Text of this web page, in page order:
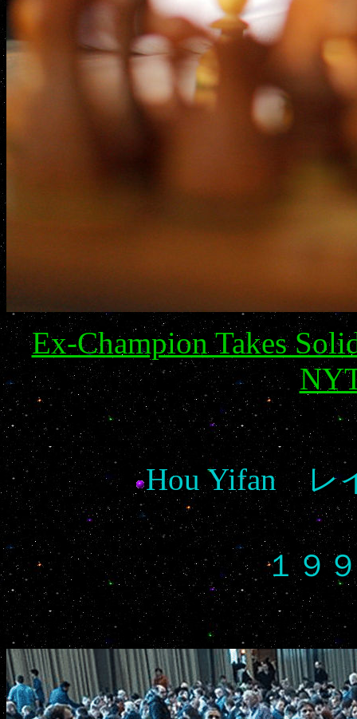
Ex-Champion Takes
Hou Yifan レ
１９